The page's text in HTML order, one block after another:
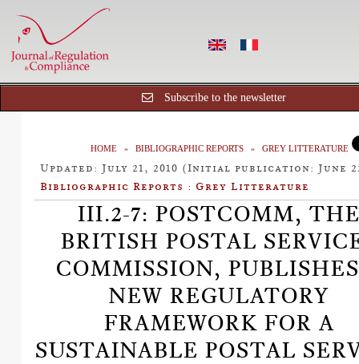
Subscribe to the newsletter
HOME BIBLIOGRAPHIC REPORTS GREY LITTERATURE
Updated: July 21, 2010 (Initial publication: June
Bibliographic Reports : Grey Litterature
III.2-7: POSTCOMM,
BRITISH POSTAL
COMMISSION,
NEW REGULATORY
FRAMEWORK FOR A
SUSTAINABLE POSTAL